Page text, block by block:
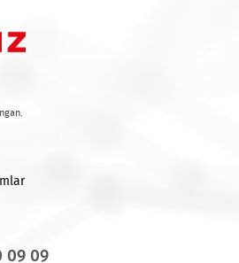
boshqa hududlarida texnik